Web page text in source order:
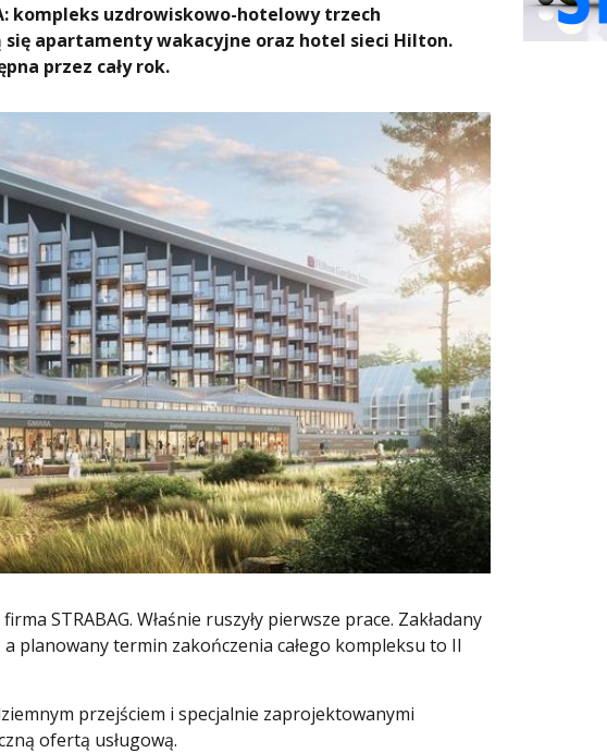
kompleks uzdrowiskowo-hotelowy trzech
się apartamenty wakacyjne oraz hotel sieci Hilton.
przez cały rok.
STRABAG. Właśnie ruszyły pierwsze prace. Zakładany
planowany termin zakończenia całego kompleksu to II
przejściem i specjalnie zaprojektowanymi
ofertą usługową.